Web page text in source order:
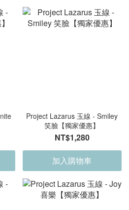
Project Lazarus 玉線 - Smiley
笑臉【獨家優惠】
NT$1,280
加入購物車